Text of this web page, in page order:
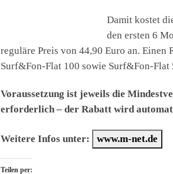
Damit kostet
den ersten 6
reguläre Preis von 44,90 Euro an.
Surf&Fon-Flat 100 sowie Surf&Fon-Flat
Voraussetzung ist jeweils die
erforderlich – der Rabatt wird
Weitere Infos unter: www.m-net.de
Teilen per: